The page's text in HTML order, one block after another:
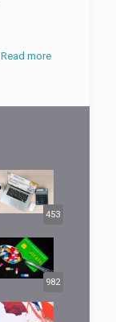
Read more
453
982